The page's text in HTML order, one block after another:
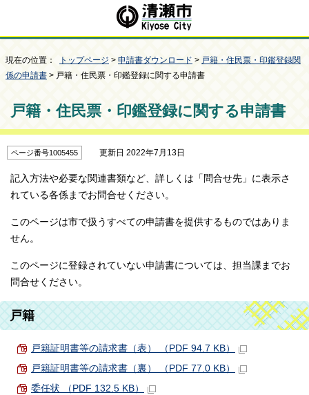
現在の位置： トップページ > 申請書ダウンロード > 戸籍・住民票・印鑑登録関
係の申請書 > 戸籍・住民票・印鑑登録に関する申請書
戸籍・住民票・印鑑登録に関する申請書
ページ番号1005455 更新日 2022年7月13日
記入方法や必要な関連書類など、詳しくは「問合せ先」に表示さ
れている各係までお問合せください。
このページは市で扱うすべての申請書を提供するものではありま
せん。
このページに登録されていない申請書については、担当課までお
問合せください。
戸籍
戸籍証明書等の請求書（表） （PDF 94.7 KB）
戸籍証明書等の請求書（裏） （PDF 77.0 KB）
委任状 （PDF 132.5 KB）